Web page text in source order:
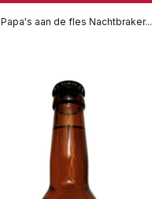
Papa's aan de fles Nachtbraker...